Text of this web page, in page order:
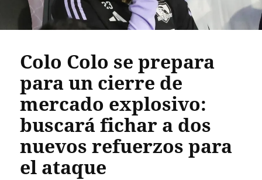
Colo Colo se prepara
para un cierre de
mercado explosivo:
buscará fichar a dos
nuevos refuerzos para
el ataque